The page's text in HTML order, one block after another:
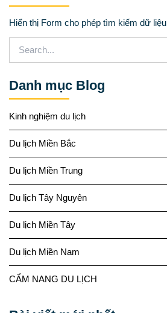
Hiển thị Form cho phép tìm kiếm dữ liệu
Danh mục Blog
Kinh nghiệm du lịch
Du lịch Miền Bắc
Du lịch Miền Trung
Du lịch Tây Nguyên
Du lịch Miền Tây
Du lịch Miền Nam
CẨM NANG DU LỊCH